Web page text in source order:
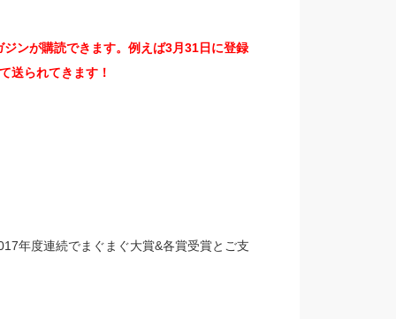
ンが購読できます。例えば3月31日に登録
送られてきます！
年度連続でまぐまぐ大賞&各賞受賞とご支